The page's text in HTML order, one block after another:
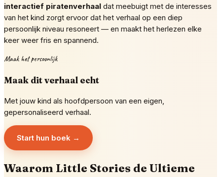
interactief piratenverhaal dat meebuigt met de interesses
van het kind zorgt ervoor dat het verhaal op een diep
persoonlijk niveau resoneert — en maakt het herlezen elke
keer weer fris en spannend.
Maak het persoonlijk
Maak dit verhaal echt
Met jouw kind als hoofdpersoon van een eigen,
gepersonaliseerd verhaal.
Start hun boek →
Waarom Little Stories de Ultieme